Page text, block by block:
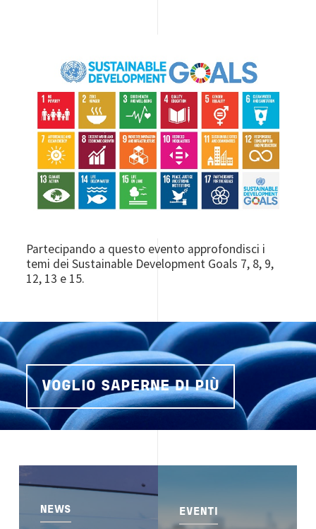
Partecipando a questo evento approfondisci i
temi dei Sustainable Development Goals 7, 8, 9,
12, 13 e 15.
VOGLIO SAPERNE DI PIÙ
Image
NEWS EVENTI